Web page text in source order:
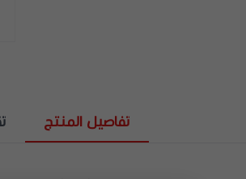
تفاصيل المنتج